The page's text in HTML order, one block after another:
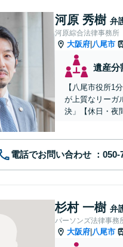
河原 秀樹 弁
河原綜合法律事務所
大阪府 八尾市
遺産分
【八尾市役所1
が上質なリーガ
決」【休日・夜
電話でお問い合わせ
杉村 一樹 弁
パーソンズ法律事務
大阪府 八尾市